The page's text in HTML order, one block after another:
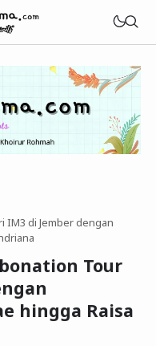
IM3 di Jember dengan
Tour
hingga Raisa